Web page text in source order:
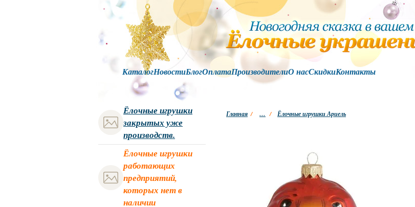
КаталогНовостиБлогОплатаПроизводителиО насСкидкиКонтакты
Главная / … / Ёлочные игрушки Ариель
Ёлочные игрушки
закрытых уже
производств.
Ёлочные игрушки
работающих
предприятий,
которых нет в
наличии